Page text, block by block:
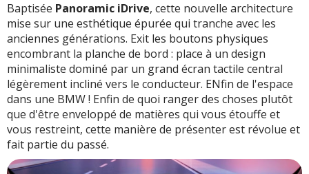
Baptisée Panoramic iDrive, cette nouvelle architecture
mise sur une esthétique épurée qui tranche avec les
anciennes générations. Exit les boutons physiques
encombrant la planche de bord : place à un design
minimaliste dominé par un grand écran tactile central
légèrement incliné vers le conducteur. ENfin de l'espace
dans une BMW ! Enfin de quoi ranger des choses plutôt
que d'être enveloppé de matières qui vous étouffe et
vous restreint, cette manière de présenter est révolue et
fait partie du passé.